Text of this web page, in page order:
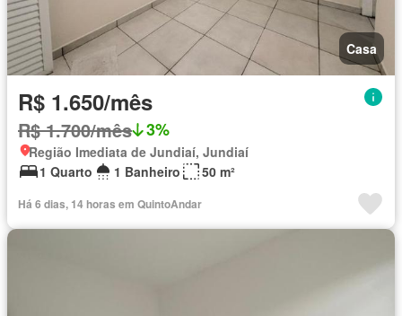
Casa
R$ 1.650/mês
R$ 1.700/mês 3%
Região Imediata de Jundiaí, Jundiaí
1 Quarto
1 Banheiro 50 m²
Há 6 dias, 14 horas em QuintoAndar